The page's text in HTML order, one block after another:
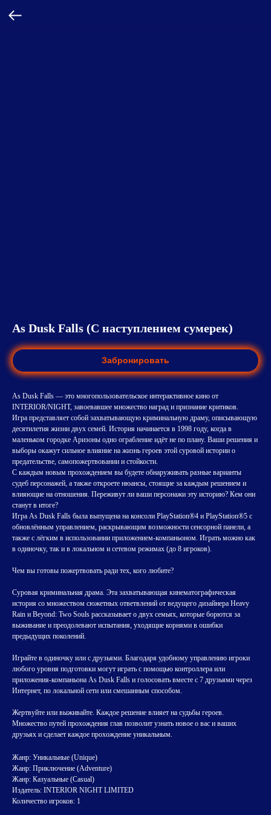
As Dusk Falls (С наступлением сумерек)
Забронировать
As Dusk Falls — это многопользовательское интерактивное кино от
INTERIOR/NIGHT, завоевавшее множество наград и признание критиков.
Игра представляет собой захватывающую криминальную драму, описывающую
десятилетия жизни двух семей. История начинается в 1998 году, когда в
маленьком городке Аризоны одно ограбление идёт не по плану. Ваши решения и
выборы окажут сильное влияние на жизнь героев этой суровой истории о
предательстве, самопожертвовании и стойкости.
С каждым новым прохождением вы будете обнаруживать разные варианты
судеб персонажей, а также откроете нюансы, стоящие за каждым решением и
влияющие на отношения. Переживут ли ваши персонажи эту историю? Кем они
станут в итоге?
Игра As Dusk Falls была выпущена на консоли PlayStation®4 и PlayStation®5 с
обновлённым управлением, раскрывающим возможности сенсорной панели, а
также с лёгким в использовании приложением-компаньоном. Играть можно как
в одиночку, так и в локальном и сетевом режимах (до 8 игроков).
Чем вы готовы пожертвовать ради тех, кого любите?
Суровая криминальная драма. Эта захватывающая кинематографическая
история со множеством сюжетных ответвлений от ведущего дизайнера Heavy
Rain и Beyond: Two Souls рассказывает о двух семьях, которые борются за
выживание и преодолевают испытания, уходящие корнями в ошибки
предыдущих поколений.
Играйте в одиночку или с друзьями. Благодаря удобному управлению игроки
любого уровня подготовки могут играть с помощью контроллера или
приложения-компаньона As Dusk Falls и голосовать вместе с 7 друзьями через
Интернет, по локальной сети или смешанным способом.
Жертвуйте или выживайте. Каждое решение влияет на судьбы героев.
Множество путей прохождения глав позволит узнать новое о вас и ваших
друзьях и сделает каждое прохождение уникальным.
Жанр: Уникальные (Unique)
Жанр: Приключение (Adventure)
Жанр: Казуальные (Casual)
Издатель: INTERIOR NIGHT LIMITED
Количество игроков: 1